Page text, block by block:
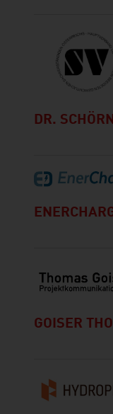
DR.
GOISER